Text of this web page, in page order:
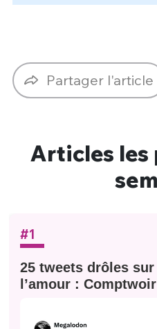
Partager l'article
Articles les
#1
25 tweets drôles
l’amour :